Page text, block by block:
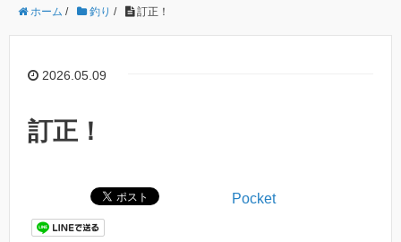
ホーム / 釣り / 訂正！
2026.05.09
訂正！
Pocket